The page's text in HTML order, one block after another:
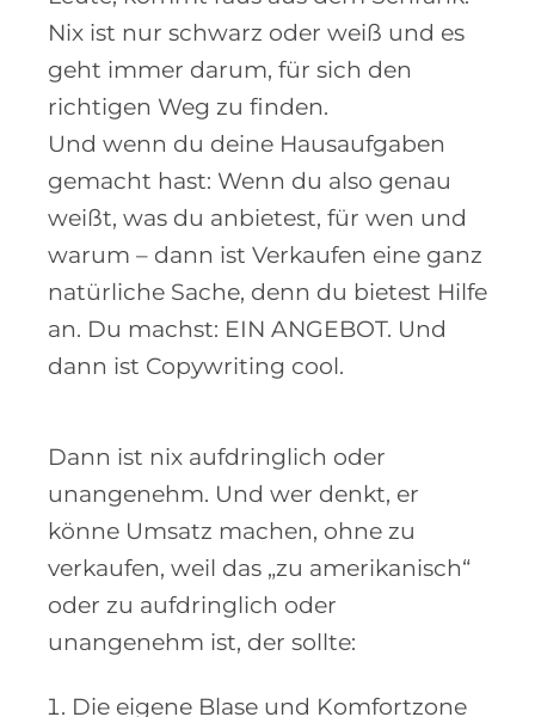
Nix ist nur schwarz oder weiß und es
geht immer darum, für sich den
richtigen Weg zu finden.
Und wenn du deine Hausaufgaben
gemacht hast: Wenn du also genau
weißt, was du anbietest, für wen und
warum – dann ist Verkaufen eine ganz
natürliche Sache, denn du bietest Hilfe
an. Du machst: EIN ANGEBOT. Und
dann ist Copywriting cool.
Dann ist nix aufdringlich oder
unangenehm. Und wer denkt, er
könne Umsatz machen, ohne zu
verkaufen, weil das „zu amerikanisch“
oder zu aufdringlich oder
unangenehm ist, der sollte:
Die eigene Blase und Komfortzone